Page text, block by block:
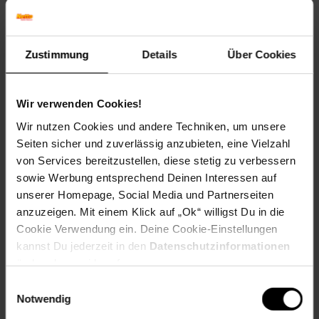
Zustimmung Details Über Cookies
Wir verwenden Cookies!
Wir nutzen Cookies und andere Techniken, um unsere
Seiten sicher und zuverlässig anzubieten, eine Vielzahl
von Services bereitzustellen, diese stetig zu verbessern
sowie Werbung entsprechend Deinen Interessen auf
unserer Homepage, Social Media und Partnerseiten
anzuzeigen. Mit einem Klick auf „Ok“ willigst Du in die
Cookie Verwendung ein. Deine Cookie-Einstellungen
kannst Du jederzeit in den Datenschutzinformationen
ändern bzw. widerrufen.
Notwendig
Farbe
Tischplatte: Schwarz
79,5 x 46 cm (ØxH)
Gewicht
9,01 kg
Material
Tischplatte: Spanplatte, 16 mm, melaminharzbeschichtet
Gestell: Edelstahl
______________________________________________________
Lieferumfang